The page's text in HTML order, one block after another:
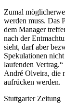
Zumal
werden muss. Das
dem Manager
nach der
sieht, darf aber
Spekulationen
laufenden
André Olveira, die
aufrücken werden.
Stuttgarter Zeitung